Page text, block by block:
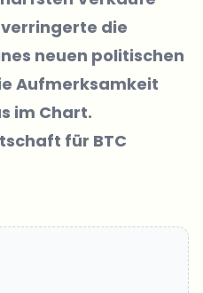
verringerte die
neuen politischen
Aufmerksamkeit
im Chart.
für BTC